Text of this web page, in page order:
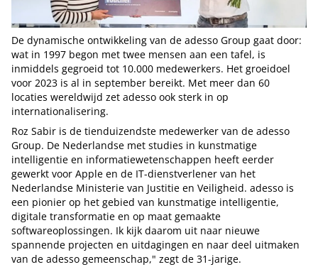
De dynamische ontwikkeling van de adesso Group gaat door:
wat in 1997 begon met twee mensen aan een tafel, is
inmiddels gegroeid tot 10.000 medewerkers. Het groeidoel
voor 2023 is al in september bereikt. Met meer dan 60
locaties wereldwijd zet adesso ook sterk in op
internationalisering.
Roz Sabir is de tienduizendste medewerker van de adesso
Group. De Nederlandse met studies in kunstmatige
intelligentie en informatiewetenschappen heeft eerder
gewerkt voor Apple en de IT-dienstverlener van het
Nederlandse Ministerie van Justitie en Veiligheid. adesso is
een pionier op het gebied van kunstmatige intelligentie,
digitale transformatie en op maat gemaakte
softwareoplossingen. Ik kijk daarom uit naar nieuwe
spannende projecten en uitdagingen en naar deel uitmaken
van de adesso gemeenschap," zegt de 31-jarige.